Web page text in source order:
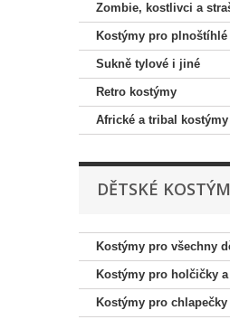
Zombie, kostlivci a
Kostýmy pro plnoštíhlé
Sukně tylové i jiné
Retro kostýmy
Africké a tribal kostýmy
DĚTSKÉ
Kostýmy pro všechny
Kostýmy pro holčičky
Kostýmy pro